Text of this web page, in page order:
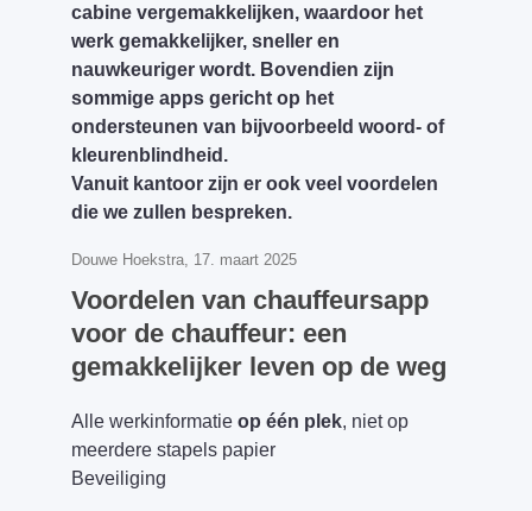
cabine vergemakkelijken, waardoor het
werk gemakkelijker, sneller en
nauwkeuriger wordt. Bovendien zijn
sommige apps gericht op het
ondersteunen van bijvoorbeeld woord- of
kleurenblindheid.
Vanuit kantoor zijn er ook veel voordelen
die we zullen bespreken.
Douwe Hoekstra, 17. maart 2025
Voordelen van chauffeursapp
voor de chauffeur: een
gemakkelijker leven op de weg
Alle werkinformatie op één plek, niet op
meerdere stapels papier
Beveiliging